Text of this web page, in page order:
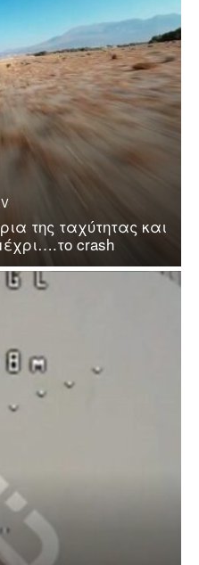
της ταχύτητας και
crash